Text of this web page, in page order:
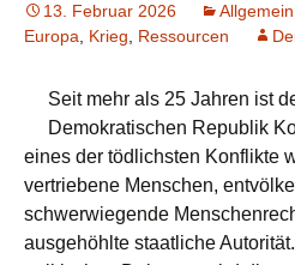
13. Februar 2026 Allgemein
Europa
Krieg Ressourcen
Seit mehr als 25 Jahren ist
Demokratischen Republik
eines der tödlichsten Konflikte
vertriebene Menschen,
schwerwiegende
ausgehöhlte staatliche